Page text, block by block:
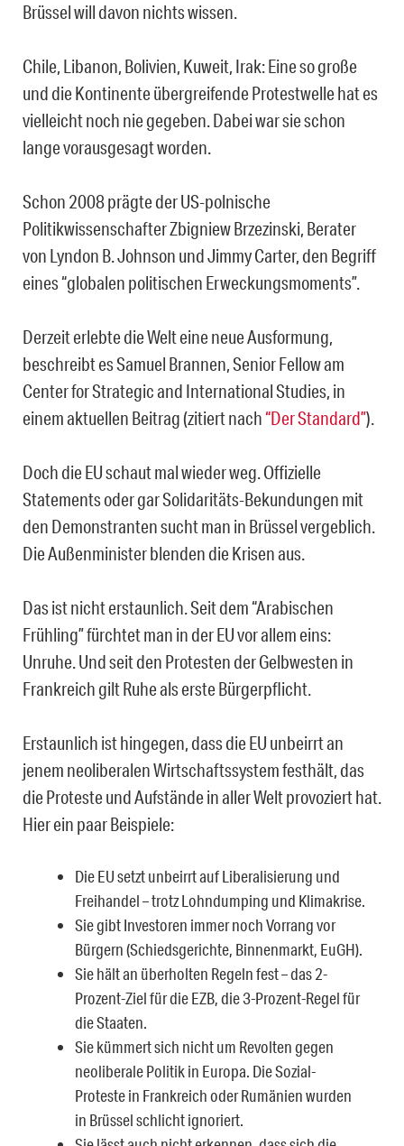
Brüssel will davon nichts wissen.
Chile, Libanon, Bolivien, Kuweit, Irak: Eine so große
und die Kontinente übergreifende Protestwelle hat es
vielleicht noch nie gegeben. Dabei war sie schon
lange vorausgesagt worden.
Schon 2008 prägte der US-polnische
Politikwissenschafter Zbigniew Brzezinski, Berater
von Lyndon B. Johnson und Jimmy Carter, den Begriff
eines “globalen politischen Erweckungsmoments”.
Derzeit erlebte die Welt eine neue Ausformung,
beschreibt es Samuel Brannen, Senior Fellow am
Center for Strategic and International Studies, in
einem aktuellen Beitrag (zitiert nach“Der Standard”).
Doch die EU schaut mal wieder weg. Offizielle
Statements oder gar Solidaritäts-Bekundungen mit
den Demonstranten sucht man in Brüssel vergeblich.
Die Außenminister blenden die Krisen aus.
Das ist nicht erstaunlich. Seit dem “Arabischen
Frühling” fürchtet man in der EU vor allem eins:
Unruhe. Und seit den Protesten der Gelbwesten in
Frankreich gilt Ruhe als erste Bürgerpflicht.
Erstaunlich ist hingegen, dass die EU unbeirrt an
jenem neoliberalen Wirtschaftssystem festhält, das
die Proteste und Aufstände in aller Welt provoziert hat.
Hier ein paar Beispiele:
Die EU setzt unbeirrt auf Liberalisierung und
Freihandel – trotz Lohndumping und Klimakrise.
Sie gibt Investoren immer noch Vorrang vor
Bürgern (Schiedsgerichte, Binnenmarkt, EuGH).
Sie hält an überholten Regeln fest – das 2-
Prozent-Ziel für die EZB, die 3-Prozent-Regel für
die Staaten.
Sie kümmert sich nicht um Revolten gegen
neoliberale Politik in Europa. Die Sozial-
Proteste in Frankreich oder Rumänien wurden
in Brüssel schlicht ignoriert.